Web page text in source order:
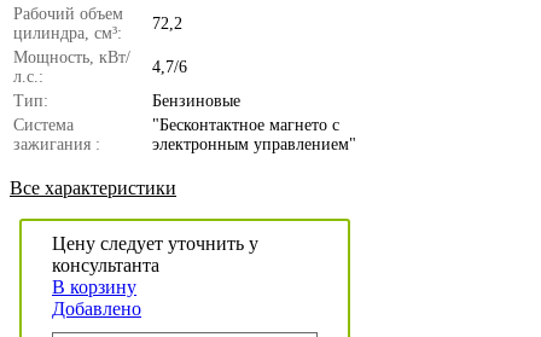
Рабочий объем
цилиндра, см³:
72,2
Мощность, кВт/
л.с.:
4,7/6
Тип:
Бензиновые
Система
зажигания :
"Бесконтактное магнето с
электронным управлением"
Все характеристики
Цену следует уточнить у
консультанта
В корзину
Добавлено